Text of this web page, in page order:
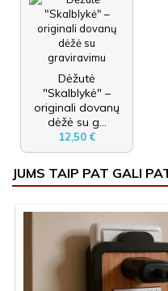
Dėžutė
"Skalblykė" –
originali dovanų
dėžė su g...
12,50 €
JUMS TAIP PAT GALI